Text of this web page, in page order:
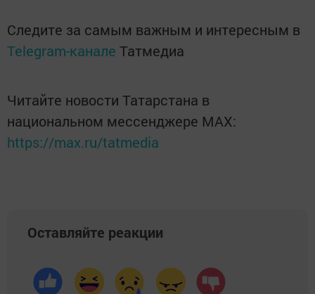
Следите за самым важным и интересным в
Telegram-канале Татмедиа
Читайте новости Татарстана в
национальном мессенджере MАХ:
https://max.ru/tatmedia
Оставляйте реакции